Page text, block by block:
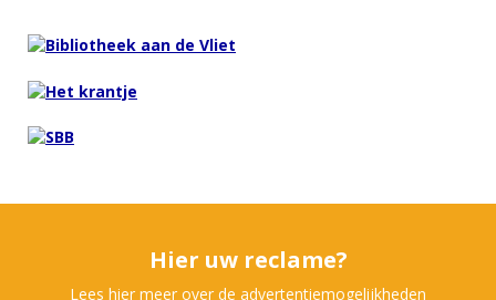
Hier uw reclame?
Lees hier meer over de advertentiemogelijkheden